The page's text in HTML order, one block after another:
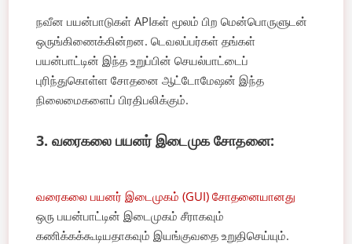
நவீன பயன்பாடுகள் APIகள் மூலம் பிற மென்பொருளுடன்
ஒருங்கிணைக்கின்றன. டெவலப்பர்கள் தங்கள்
பயன்பாட்டின் இந்த உறுப்பின் செயல்பாட்டைப்
புரிந்துகொள்ள சோதனை ஆட்டோமேஷன் இந்த
நிலைமைகளைப் பிரதிபலிக்கும்.
3. வரைகலை பயனர் இடைமுக சோதனை:
வரைகலை பயனர் இடைமுகம் (GUI) சோதனையானது
ஒரு பயன்பாட்டின் இடைமுகம் சீராகவும்
கணிக்கக்கூடியதாகவும் இயங்குவதை உறுதிசெய்யும்.